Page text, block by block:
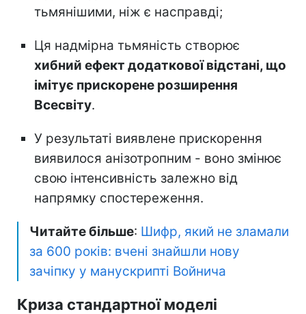
тьмянішими, ніж є насправді;
Ця надмірна тьмяність створює
хибний ефект додаткової відстані, що
імітує прискорене розширення
Всесвіту.
У результаті виявлене прискорення
виявилося анізотропним - воно змінює
свою інтенсивність залежно від
напрямку спостереження.
Читайте більше: Шифр, який не зламали
за 600 років: вчені знайшли нову
зачіпку у манускрипті Войнича
Криза стандартної моделі